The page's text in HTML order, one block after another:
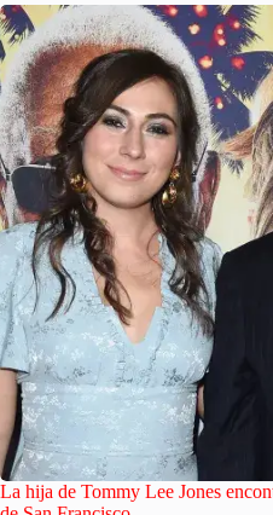
La hija de Tommy Lee Jones